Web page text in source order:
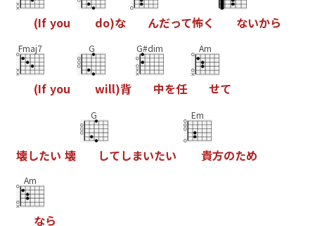
(If you do)な んだって怖く ないから
Fmaj7
(If you
G
will)背
G#dim
中を任
Am
せて
壊したい 壊
G
してしまいたい
Em
貴方のため
Am
なら